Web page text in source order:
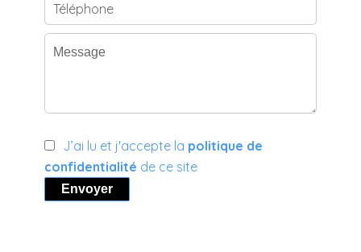
J’ai lu et j'accepte la politique de
confidentialité de ce site
Envoyer